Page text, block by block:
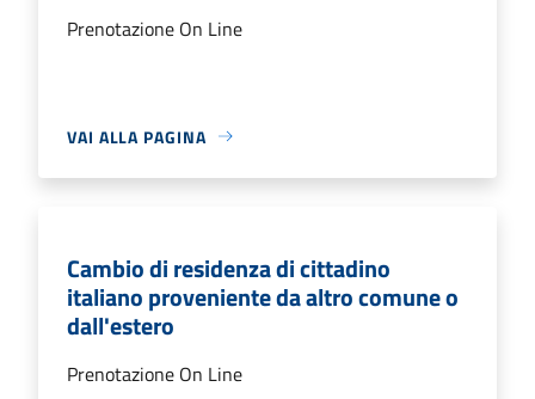
Prenotazione On Line
VAI ALLA PAGINA
Cambio di residenza di cittadino
italiano proveniente da altro comune o
dall'estero
Prenotazione On Line